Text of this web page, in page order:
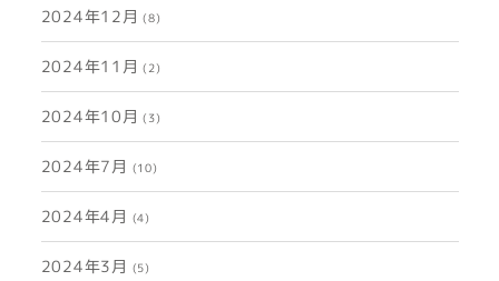
2024年12月 (8)
2024年11月 (2)
2024年10月 (3)
2024年7月 (10)
2024年4月 (4)
2024年3月 (5)